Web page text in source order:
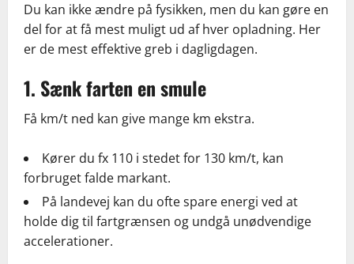
Du kan ikke ændre på fysikken, men du kan gøre en
del for at få mest muligt ud af hver opladning. Her
er de mest effektive greb i dagligdagen.
1. Sænk farten en smule
Få km/t ned kan give mange km ekstra.
Kører du fx 110 i stedet for 130 km/t, kan
forbruget falde markant.
På landevej kan du ofte spare energi ved at
holde dig til fartgrænsen og undgå unødvendige
accelerationer.